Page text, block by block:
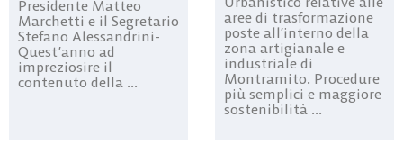
Presidente Matteo
Marchetti e il Segretario
Stefano Alessandrini-
Quest’anno ad
impreziosire il
contenuto della ...
aree di trasformazione
poste all’interno della
zona artigianale e
industriale di
Montramito. Procedure
più semplici e maggiore
sostenibilità ...